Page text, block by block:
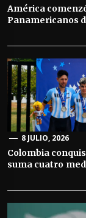
América
Panamericanos
8 JULIO, 2026
Colombia
suma cuatro